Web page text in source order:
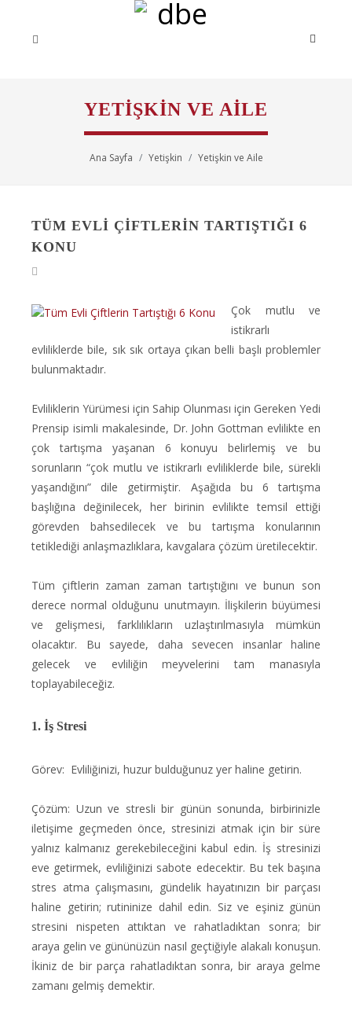
YETIŞKIN VE AILE
Ana Sayfa Yetişkin Yetişkin ve Aile
TÜM EVLI ÇIFTLERIN TARTIŞTIĞI 6
KONU
Çok mutlu ve
istikrarlı
evliliklerde bile, sık sık ortaya çıkan belli başlı problemler
bulunmaktadır.
Evliliklerin Yürümesi için Sahip Olunması için Gereken Yedi
Prensip isimli makalesinde, Dr. John Gottman evlilikte en
çok tartışma yaşanan 6 konuyu belirlemiş ve bu
sorunların “çok mutlu ve istikrarlı evliliklerde bile, sürekli
yaşandığını” dile getirmiştir. Aşağıda bu 6 tartışma
başlığına değinilecek, her birinin evlilikte temsil ettiği
görevden bahsedilecek ve bu tartışma konularının
tetiklediği anlaşmazlıklara, kavgalara çözüm üretilecektir.
Tüm çiftlerin zaman zaman tartıştığını ve bunun son
derece normal olduğunu unutmayın. İlişkilerin büyümesi
ve gelişmesi, farklılıkların uzlaştırılmasıyla mümkün
olacaktır. Bu sayede, daha sevecen insanlar haline
gelecek ve evliliğin meyvelerini tam manasıyla
toplayabileceğiz.
1. İş Stresi
Görev: Evliliğinizi, huzur bulduğunuz yer haline getirin.
Çözüm: Uzun ve stresli bir günün sonunda, birbirinizle
iletişime geçmeden önce, stresinizi atmak için bir süre
yalnız kalmanız gerekebileceğini kabul edin. İş stresinizi
eve getirmek, evliliğinizi sabote edecektir. Bu tek başına
stres atma çalışmasını, gündelik hayatınızın bir parçası
haline getirin; rutininize dahil edin. Siz ve eşiniz günün
stresini nispeten attıktan ve rahatladıktan sonra; bir
araya gelin ve gününüzün nasıl geçtiğiyle alakalı konuşun.
İkiniz de bir parça rahatladıktan sonra, bir araya gelme
zamanı gelmiş demektir.